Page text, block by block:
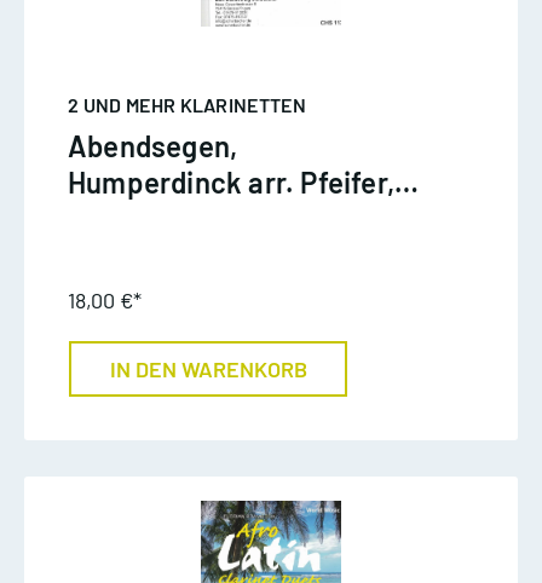
2 UND MEHR KLARINETTEN
Abendsegen,
Humperdinck arr. Pfeifer,
18,00 €*
IN DEN WARENKORB